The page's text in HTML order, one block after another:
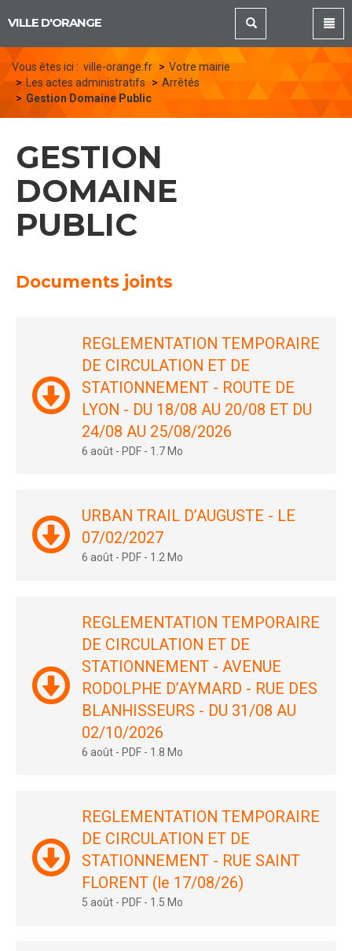
VILLE D'ORANGE
Vous êtes ici : ville-orange.fr
Votre mairie
Les actes administratifs
Arrêtés
Gestion Domaine Public
GESTION
DOMAINE
PUBLIC
Documents joints
REGLEMENTATION TEMPORAIRE
DE CIRCULATION ET DE
STATIONNEMENT - ROUTE DE
LYON - DU 18/08 AU 20/08 ET DU
24/08 AU 25/08/2026
6 août - PDF - 1.7 Mo
URBAN TRAIL D’AUGUSTE - LE
07/02/2027
6 août - PDF - 1.2 Mo
REGLEMENTATION TEMPORAIRE
DE CIRCULATION ET DE
STATIONNEMENT - AVENUE
RODOLPHE D’AYMARD - RUE DES
BLANHISSEURS - DU 31/08 AU
02/10/2026
6 août -PDF - 1.8 Mo
REGLEMENTATION TEMPORAIRE
DE CIRCULATION ET DE
STATIONNEMENT - RUE SAINT
FLORENT (le 17/08/26)
5 août - PDF - 1.5 Mo